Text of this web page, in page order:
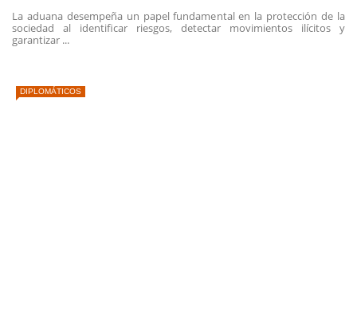
La aduana desempeña un papel fundamental en la protección de la
sociedad al identificar riesgos, detectar movimientos ilícitos y
garantizar ...
DIPLOMÁTICOS